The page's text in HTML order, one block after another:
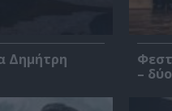
Δημήτρη
–